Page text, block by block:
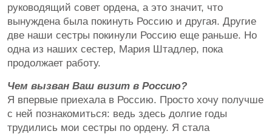
руководящий совет ордена, а это значит, что
вынуждена была покинуть Россию и другая. Другие
две наши сестры покинули Россию еще раньше. Но
одна из наших сестер, Мария Штадлер, пока
продолжает работу.
Чем вызван Ваш визит в Россию?
Я впервые приехала в Россию. Просто хочу получше
с ней познакомиться: ведь здесь долгие годы
трудились мои сестры по ордену. Я стала